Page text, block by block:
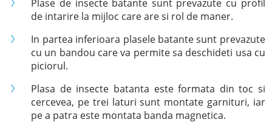
Plase de insecte batante sunt prevazute cu profil
de intarire la mijloc care are si rol de maner.
In partea inferioara plasele batante sunt prevazute
cu un bandou care va permite sa deschideti usa cu
piciorul.
Plasa de insecte batanta este formata din toc si
cercevea, pe trei laturi sunt montate garnituri, iar
pe a patra este montata banda magnetica.